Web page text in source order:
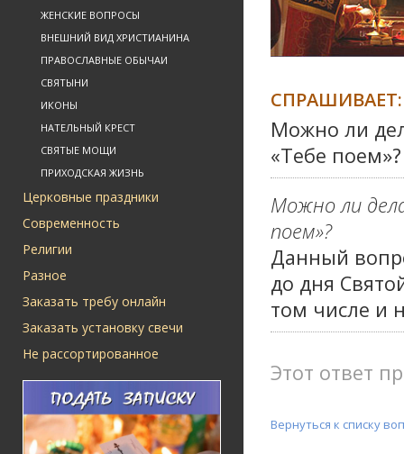
ЖЕНСКИЕ ВОПРОСЫ
ВНЕШНИЙ ВИД ХРИСТИАНИНА
ПРАВОСЛАВНЫЕ ОБЫЧАИ
СВЯТЫНИ
ИКОНЫ
НАТЕЛЬНЫЙ КРЕСТ
СВЯТЫЕ МОЩИ
ПРИХОДСКАЯ ЖИЗНЬ
Церковные праздники
Современность
Религии
Разное
Заказать требу онлайн
Заказать установку свечи
Не рассортированное
СПРАШИВАЕТ:
Можно ли
«Тебе поем»?
Можно ли
поем»?
Данный
до дня
том числе и
Этот ответ
Вернуться к списку